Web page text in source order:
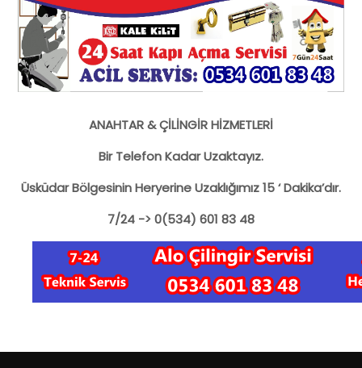
ANAHTAR & ÇİLİNGİR HİZMETLERİ
Bir Telefon Kadar Uzaktayız.
Üsküdar Bölgesinin Heryerine Uzaklığımız 15 ‘ Dakika’dır.
7/24 -> 0(534) 601 83 48